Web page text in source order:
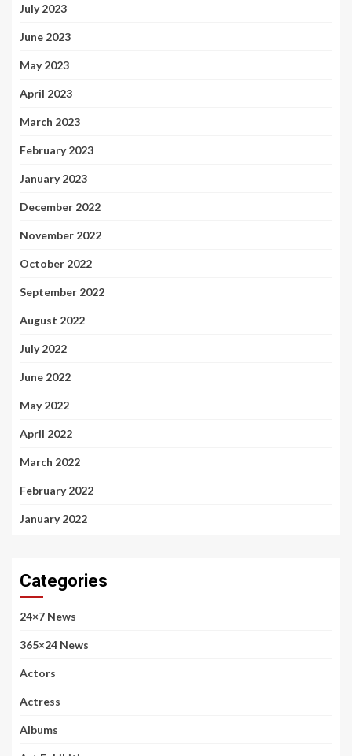
July 2023
June 2023
May 2023
April 2023
March 2023
February 2023
January 2023
December 2022
November 2022
October 2022
September 2022
August 2022
July 2022
June 2022
May 2022
April 2022
March 2022
February 2022
January 2022
Categories
24×7 News
365×24 News
Actors
Actress
Albums